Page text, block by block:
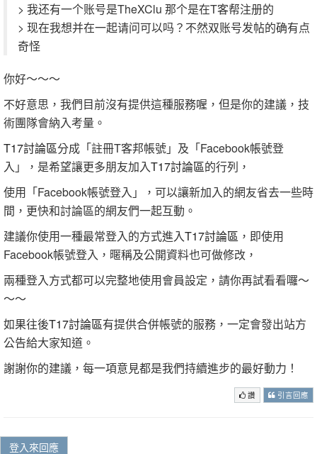
> 我还有一个账号是TheXClu 那个是在T客帮注册的
> 现在我想并在一起请问可以吗？不然双账号发帖的确有点
奇怪
你好～～～
不好意思，我們目前沒有提供這種服務喔，但是你的建議，技
術團隊會納入考量。
T17討論區分成「註冊T客邦帳號」及「Facebook帳號登
入」，是希望讓更多朋友加入T17討論區的行列，
使用「Facebook帳號登入」，可以讓新加入的網友省去一些時
間，更快和討論區的網友們一起互動。
建議你使用一種最常登入的方式進入T17討論區 ，即使用
Facebook帳號登入，暱稱及公開資料也可做修改，
兩種登入方式都可以完整地使用會員設定，請你再試看看囉～
～～
如果往後T17討論區有提供合併帳號的服務，一定會發出站方
公告給大家知道。
謝謝你的建議，每一項意見都是我們持續進步的最好動力！
讚 引言回應
登入來回應